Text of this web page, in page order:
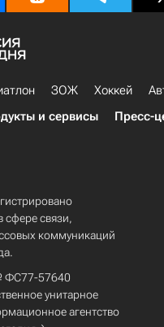
ЗОЖ Хоккей
и сервисы Пресс-
сфере связи,
коммуникаций
ФС77-57640
унитарное
агентство